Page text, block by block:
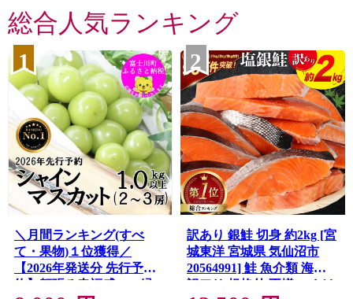
史」によると、東北2県と合
わせ「三大開拓地」の１つと
うな背景の中、開拓者たちの
出身地が全都道府県に及んだ
ことから『川南合衆国』と呼
ばれています。
移住のまち”ならではといえ
る多様性を認める空気があ
り、先人から受け継がれた
「フロンティアスピリッツ」
にあふれ、最近でも宮崎県外
から多くの方がこの町に移住
山に囲まれた豊かな自然、
のせせらぎ。
ゴルフクラブをはじめ、県
からも食べに訪れる人がい
ほどのタズミの卵など、魅
あふれる特産品と自然がい
ぱいのまちです。
総合人気ランキング
1
＼月間ランキング(すべ
て・果物)１位獲得／
【2026年発送分 先行予
約】頬張る幸福感 〜緑の
2
訳あり 銀鮭 切身 約2kg [宮
城東洋 宮城県 気仙沼市
20564991] 鮭 魚介類 海鮮
訳アリ 規格外 不揃い さけ